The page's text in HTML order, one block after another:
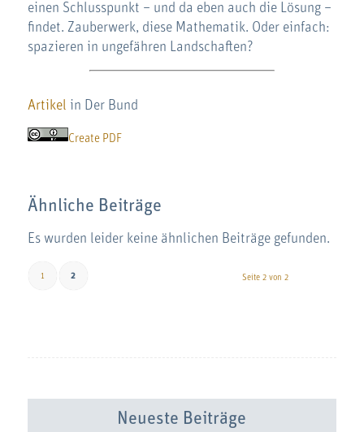
einen Schlusspunkt – und da eben auch die Lösung –
findet. Zauberwerk, diese Mathematik. Oder einfach:
spazieren in ungefähren Landschaften?
Artikel in Der Bund
Create PDF
Ähnliche Beiträge
Es wurden leider keine ähnlichen Beiträge gefunden.
Seite 2 von 2
1 2
Neueste Beiträge